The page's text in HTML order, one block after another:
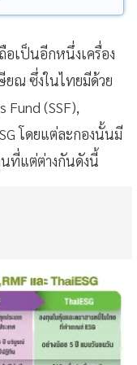
เป็นอีกหนึ่งเครื่อง
ยณ ซึ่งในไทยมีด้วย
(SSF),
โดยแต่ละกองนั้นมี
นที่แต่ต่างกันดังนี้